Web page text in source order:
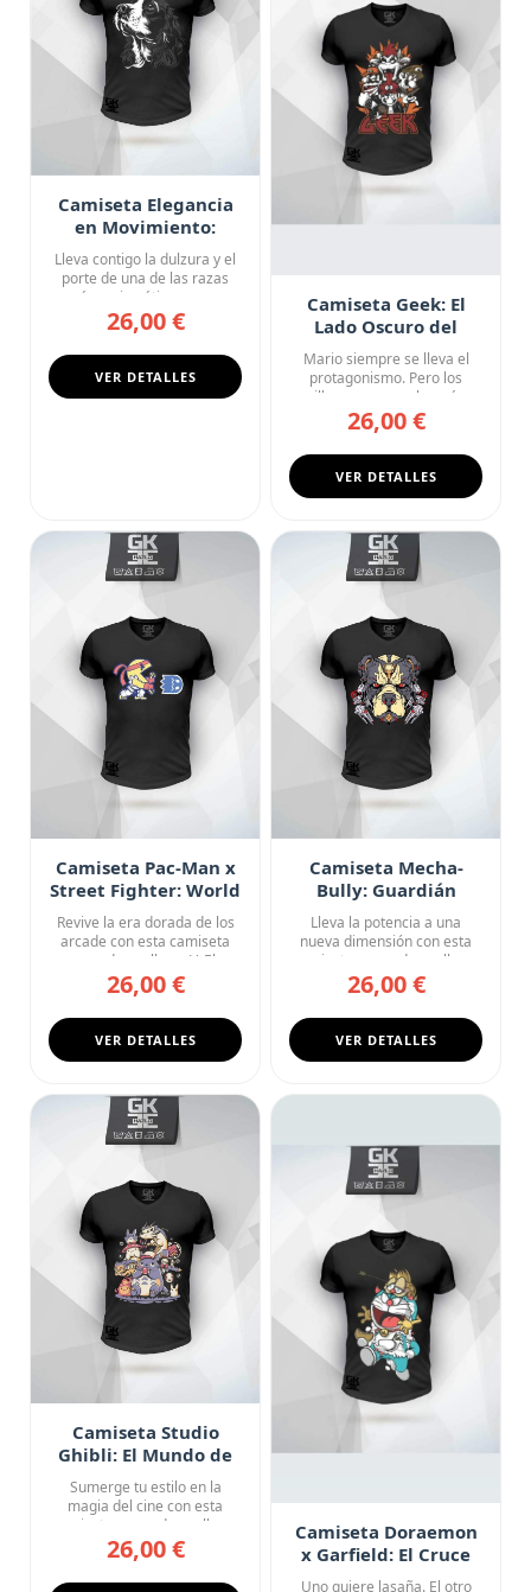
Camiseta Elegancia
en Movimiento:
Cocker Spaniel
Lleva contigo la dulzura y el
porte de una de las razas
más carismáticas con ...
26,00 €
VER DETALLES
Camiseta Geek: El
Lado Oscuro del
Reino Champiñón
Mario siempre se lleva el
protagonismo. Pero los
villanos son mucho más
inter...
26,00 €
VER DETALLES
Camiseta Pac-Man x
Street Fighter: World
Warrior
Revive la era dorada de los
arcade con esta camiseta
negra de cuello en V. El...
26,00 €
VER DETALLES
Camiseta Mecha-
Bully: Guardián
Cibernético
Lleva la potencia a una
nueva dimensión con esta
camiseta negra de cuello en
...
26,00 €
VER DETALLES
Camiseta Studio
Ghibli: El Mundo de
los Sueños
Sumerge tu estilo en la
magia del cine con esta
camiseta negra de cuello en
V...
26,00 €
Camiseta Doraemon
x Garfield: El Cruce
que Nadie Pidió pero
Uno quiere lasaña. El otro